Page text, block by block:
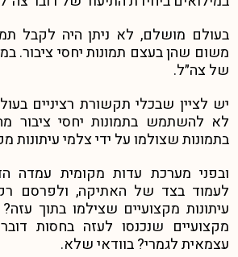
בעולם מושלם, לא ניתן היה לקבל
משום שהן בעצם תמונות יחסי ציבור.
של צה״ל.
יש לציין שבכלי תקשורת רציניים
לא להשתמש בתמונות יחסי ציבור
בתמונות שצולמו על ידי צלמי עיתונות
ובפני מערכת עדות מקומית עמדה
לעמוד בצד של האתיקה, ולפרסם
עיתונות מקצועיים שצילמו בתוך
מקצועיים שנכנסו לעזה בחסות
עצמאית לגמרי? בוודאי שלא.